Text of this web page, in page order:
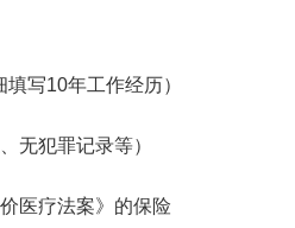
写10年工作经历）
无犯罪记录等）
医疗法案》的保险